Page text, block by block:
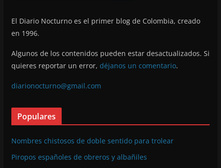
El Diario Nocturno es el primer blog de Colombia, creado
en 1996.
Algunos de los contenidos pueden estar desactualizados. Si
quieres reportar un error, déjanos un comentario.
diarionocturno@gmail.com
Populares
Nombres chistosos de doble sentido para trolear
Piropos españoles de obreros y albañiles